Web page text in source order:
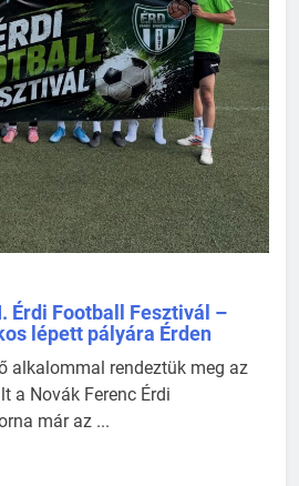
Érdi Football Fesztivál –
lépett pályára Érden
alkalommal rendeztük meg az
a Novák Ferenc Érdi
már az ...